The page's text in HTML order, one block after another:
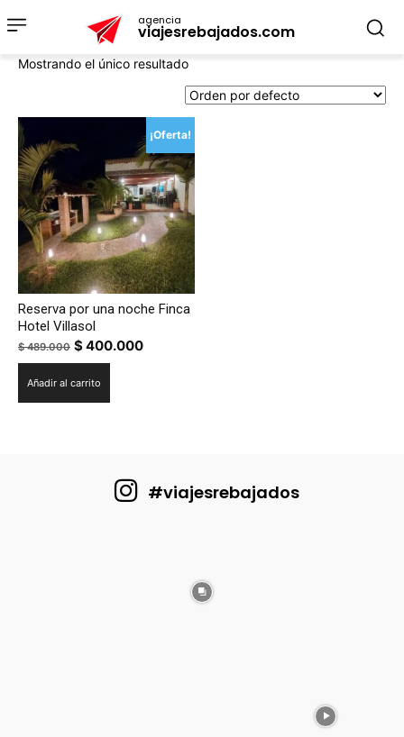
agencia
viajesrebajados.com
Mostrando el único resultado
¡Oferta!
Reserva por una noche Finca
Hotel Villasol
$489.000 Original
price
was:
$400.000Current
Añadir al carrito
#viajesrebajados